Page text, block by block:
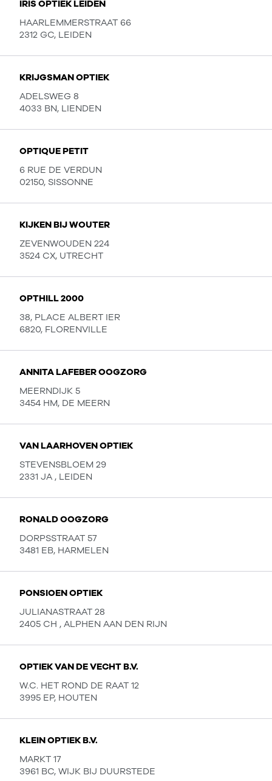
IRIS OPTIEK LEIDEN
HAARLEMMERSTRAAT 66
2312 GC, LEIDEN
KRIJGSMAN OPTIEK
ADELSWEG 8
4033 BN, LIENDEN
OPTIQUE PETIT
6 RUE DE VERDUN
02150, SISSONNE
KIJKEN BIJ WOUTER
ZEVENWOUDEN 224
3524 CX, UTRECHT
OPTHILL 2000
38, PLACE ALBERT IER
6820, FLORENVILLE
ANNITA LAFEBER OOGZORG
MEERNDIJK 5
3454 HM, DE MEERN
VAN LAARHOVEN OPTIEK
STEVENSBLOEM 29
2331 JA , LEIDEN
RONALD OOGZORG
DORPSSTRAAT 57
3481 EB, HARMELEN
PONSIOEN OPTIEK
JULIANASTRAAT 28
2405 CH , ALPHEN AAN DEN RIJN
OPTIEK VAN DE VECHT B.V.
W.C. HET ROND DE RAAT 12
3995 EP, HOUTEN
KLEIN OPTIEK B.V.
MARKT 17
3961 BC, WIJK BIJ DUURSTEDE